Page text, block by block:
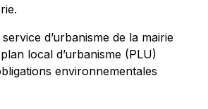
d’urbanisme de la mairie
local d’urbanisme (PLU)
environnementales